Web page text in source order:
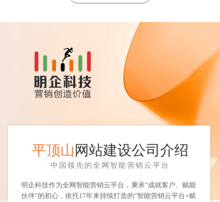
平顶山 网站建设公司介绍
中国领先的全网智能营销云平台
明企科技作为全网智能营销云平台，秉承“成就客户、赋能
伙伴”的初心，依托17年来持续打造的“智能营销云平台+赋